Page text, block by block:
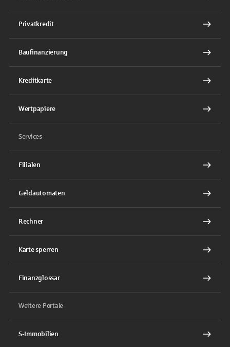
Privatkredit
Baufinanzierung
Kreditkarte
Wertpapiere
Services
Filialen
Geldautomaten
Rechner
Karte sperren
Finanzglossar
Weitere Portale
S-Immobilien